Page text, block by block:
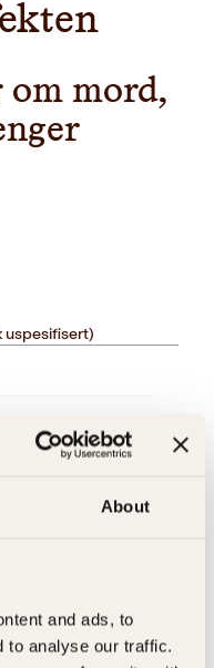
About
and ads, to
to analyse our traffic.
mord,
uspesifisert)
Spenning